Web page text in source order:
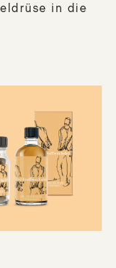
in die